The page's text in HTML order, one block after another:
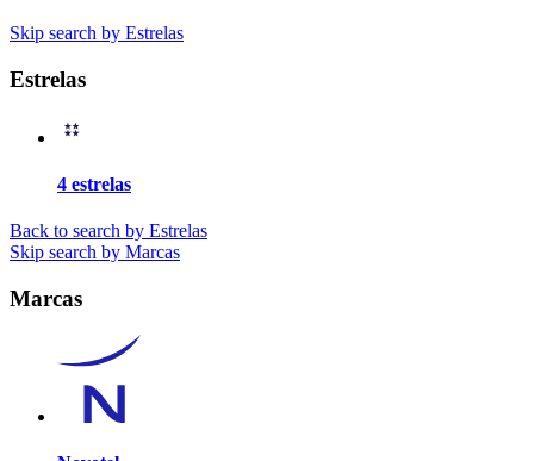
Skip search by Estrelas
Estrelas
4 estrelas
Back to search by Estrelas
Skip search by Marcas
Marcas